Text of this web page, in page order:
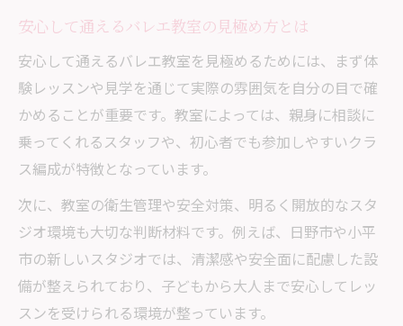
バレエ教室の費用比較で失敗しない選び方
月謝以外に必要なバレエ教室の費用とは
バレエ教室の費用を抑えるコツと注意点
大人も楽しめるミュージアムツアー体験の魅力
ミュージアムツアーで広がる大人の学び体
バレエ教室経験者におすすめのミュージア
ム巡り
バレエ教室とミュージアムツアーの相乗効
果とは
安心して通えるバレエ教室の見極め方とは
安心して通えるバレエ教室を見極めるためには、まず体
験レッスンや見学を通じて実際の雰囲気を自分の目で確
かめることが重要です。教室によっては、親身に相談に
乗ってくれるスタッフや、初心者でも参加しやすいクラ
ス編成が特徴となっています。
次に、教室の衛生管理や安全対策、明るく開放的なスタ
ジオ環境も大切な判断材料です。例えば、日野市や小平
市の新しいスタジオでは、清潔感や安全面に配慮した設
備が整えられており、子どもから大人まで安心してレッ
スンを受けられる環境が整っています。